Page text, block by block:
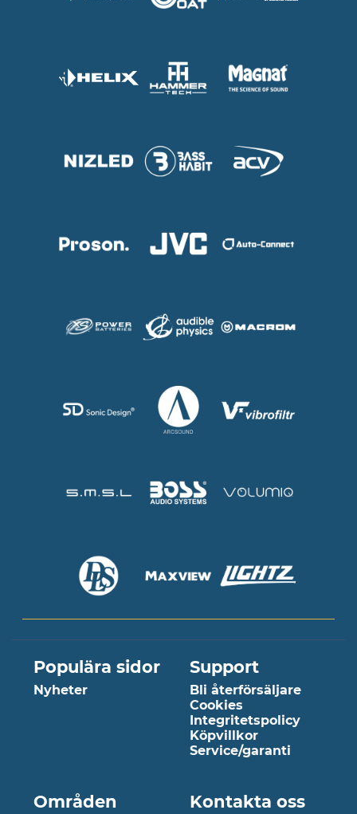
Populära sidor
Nyheter
Support
Bli återförsäljare
Cookies
Integritetspolicy
Köpvillkor
Service/garanti
Områden Kontakta oss